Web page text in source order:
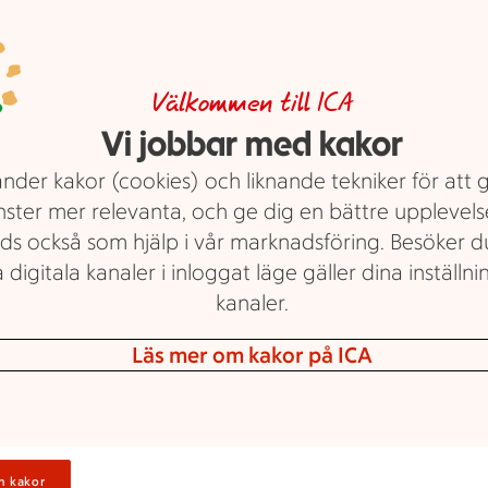
Veckans grönt!
Röda kärnfria druvor i ask. ICA.
Italien/Spanien. 500 g.Jmfpris
Ord.pris 45:89 kr.
Visa erbjudande
Logga in för
dina
erbjudanden
Välkommen till ICA
Vi jobbar med kakor
kakor (cookies) och liknande tekniker för att
mer relevanta, och ge dig en bättre
också som hjälp i vår marknadsföring. Besöker
digitala kanaler i inloggat läge gäller dina
kanaler.
Läs mer om kakor på ICA
kakor